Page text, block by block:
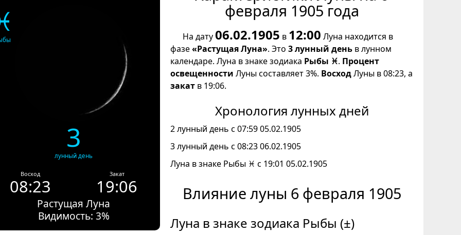
3
лунный день
Восход
08:23
Закат
19:06
Растущая Луна
Видимость: 3%
февраля 1905 года
На дату06.02.1905 в 12:00 Луна находится в
фазе«Растущая Луна». Это 3 лунный день в лунном
календаре. Луна в знаке зодиака Рыбы ♓. Процент
освещенности Луны составляет 3%. ВосходЛуны в 08:23, а
закат в 19:06.
Хронология лунных дней
2 лунный день с 07:59 05.02.1905
3 лунный день с 08:23 06.02.1905
Луна в знаке Рыбы ♓ с 19:01 05.02.1905
Влияние луны 6 февраля 1905
Луна в знаке зодиака Рыбы (±)